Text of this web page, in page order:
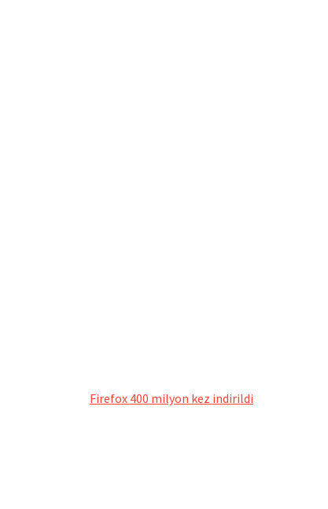
Firefox 400 milyon kez indirildi